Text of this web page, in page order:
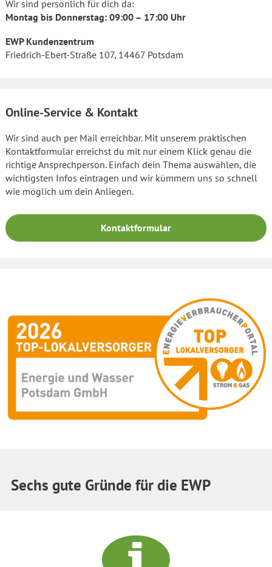
Wir sind persönlich für dich da:
Montag bis Donnerstag: 09:00 – 17:00 Uhr
EWP Kundenzentrum
Friedrich-Ebert-Straße 107, 14467 Potsdam
Online-Service & Kontakt
Wir sind auch per Mail erreichbar. Mit unserem praktischen
Kontaktformular erreichst du mit nur einem Klick genau die
richtige Ansprechperson. Einfach dein Thema auswählen, die
wichtigsten Infos eintragen und wir kümmern uns so schnell
wie möglich um dein Anliegen.
Kontaktformular
Sechs gute Gründe für die EWP